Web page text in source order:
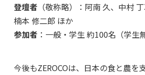
登壇者 （敬称略）：阿南 久、中村
楠本 修二郎 ほか
参加者 ：一般・学生 約100名（学生
今後もZEROCOは、日本の食と農を